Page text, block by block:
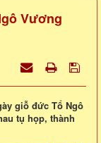
Vương
giỗ đức Tổ Ngô
tụ họp, thành